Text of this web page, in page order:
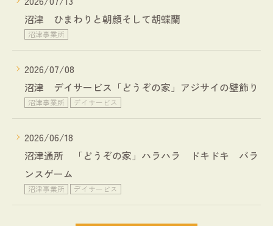
沼津 ひまわりと朝顔そして胡蝶蘭
沼津事業所
2026/07/08
沼津 デイサービス「どうぞの家」アジサイの壁飾り
沼津事業所 デイサービス
2026/06/18
沼津通所 「どうぞの家」ハラハラ ドキドキ バラ
ンスゲーム
沼津事業所 デイサービス